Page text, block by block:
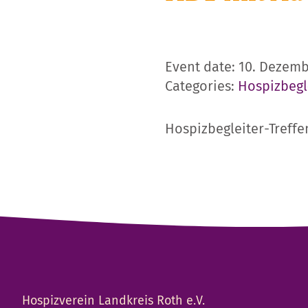
Event date: 10.
Categories:
Hospizbegleiter-
Hospizverein Landkreis Roth e.V.